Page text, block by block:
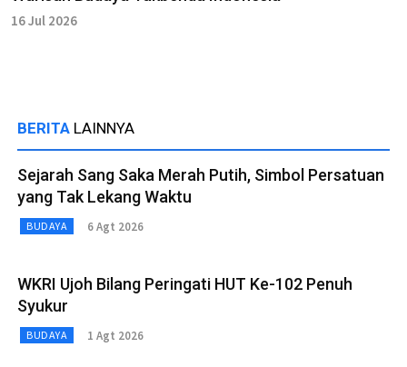
16 Jul 2026
BERITA LAINNYA
Sejarah Sang Saka Merah Putih, Simbol Persatuan
yang Tak Lekang Waktu
BUDAYA 6 Agt 2026
WKRI Ujoh Bilang Peringati HUT Ke-102 Penuh
Syukur
BUDAYA 1 Agt 2026